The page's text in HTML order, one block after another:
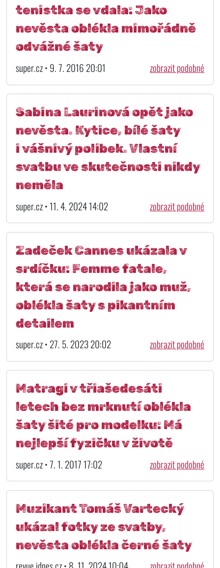
tenistka se vdala: Jako
nevěsta oblékla mimořádně
odvážné šaty
super.cz • 9. 7. 2016 20:01 zobrazit podobné
Sabina Laurinová opět jako
nevěsta. Kytice, bílé šaty
i vášnivý polibek. Vlastní
svatbu ve skutečnosti nikdy
neměla
super.cz • 11. 4. 2024 14:02 zobrazit podobné
Zadeček Cannes ukázala v
srdíčku: Femme fatale,
která se narodila jako muž,
oblékla šaty s pikantním
detailem
super.cz • 27. 5. 2023 20:02 zobrazit podobné
Matragi v třiašedesáti
letech bez mrknutí oblékla
šaty šité pro modelku: Má
nejlepší fyzičku v životě
super.cz • 7. 1. 2017 17:02 zobrazit podobné
Muzikant Tomáš Vartecký
ukázal fotky ze svatby,
nevěsta oblékla černé šaty